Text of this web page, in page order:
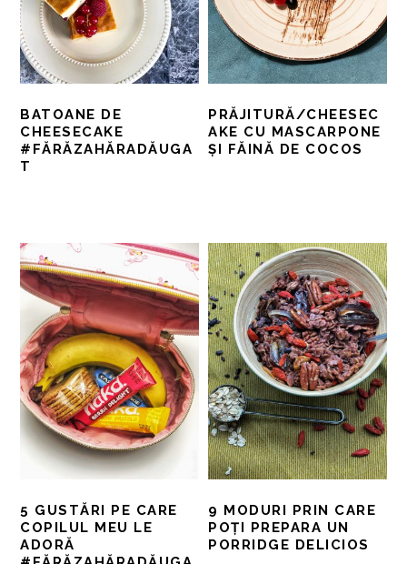
BATOANE DE
CHEESECAKE
#FĂRĂZAHĂRADĂUGA
T
PRĂJITURĂ/CHEESEC
AKE CU MASCARPONE
ȘI FĂINĂ DE COCOS
5 GUSTĂRI PE CARE
COPILUL MEU LE
ADORĂ
9 MODURI PRIN CARE
POȚI PREPARA UN
PORRIDGE DELICIOS